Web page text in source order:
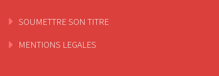
SOUMETTRE SON TITRE
MENTIONS LEGALES